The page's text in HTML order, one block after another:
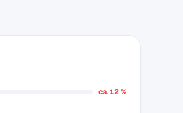
ca. 12 %